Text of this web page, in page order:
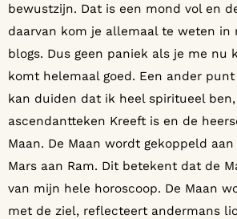
bewustzijn. Dat is een mond vol en
daarvan kom je allemaal te weten in
blogs. Dus geen paniek als je me nu
komt helemaal goed. Een ander
kan duiden dat ik heel spiritueel
ascendantteken Kreeft is en de
Maan. De Maan wordt gekoppeld
Mars aan Ram. Dit betekent dat de
van mijn hele horoscoop. De Maan
met de ziel, reflecteert andermans